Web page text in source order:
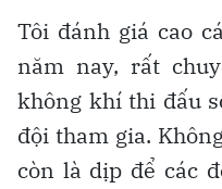
Tôi đánh giá cao
năm nay, rất
không khí thi đấu
đội tham gia.
còn là dịp để các